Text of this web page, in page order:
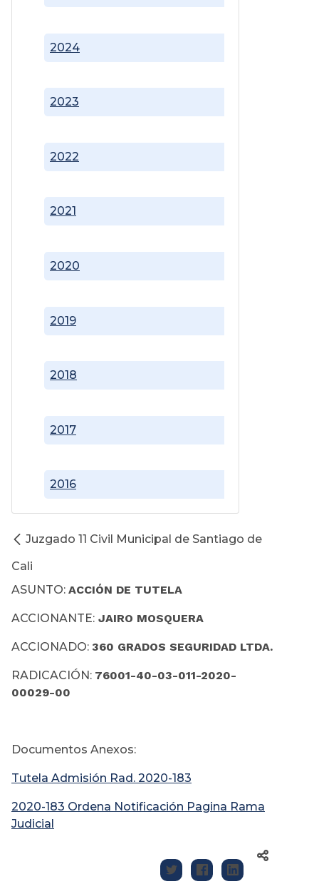
2016
2017
2018
2019
2020
2021
2022
2023
2024
Juzgado 11 Civil Municipal de Santiago de
Cali
ASUNTO: ACCIÓN DE TUTELA
ACCIONANTE: JAIRO MOSQUERA
ACCIONADO: 360 GRADOS SEGURIDAD LTDA.
RADICACIÓN: 76001-40-03-011-2020-
00029-00
Documentos Anexos:
Tutela Admisión Rad. 2020-183
2020-183 Ordena Notificación Pagina Rama
Judicial